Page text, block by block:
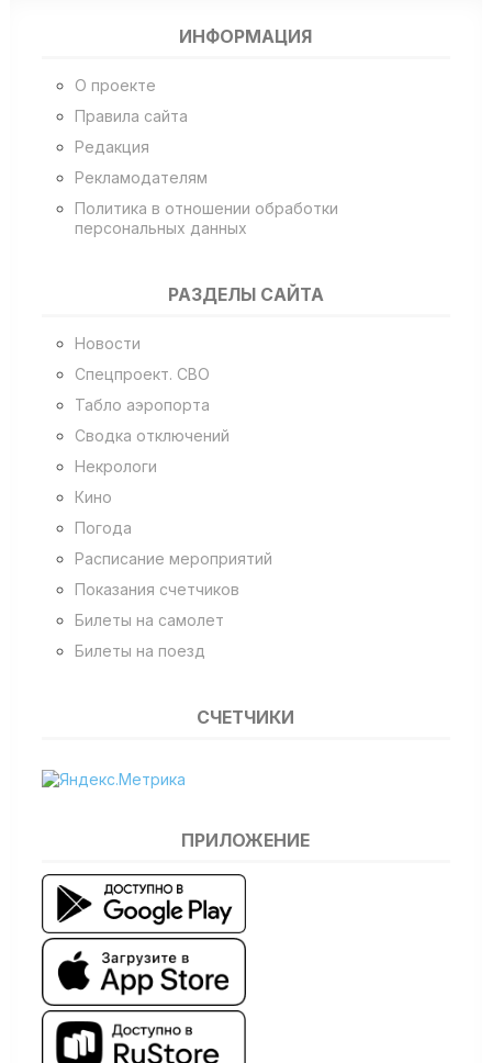
ИНФОРМАЦИЯ
О проекте
Правила сайта
Редакция
Рекламодателям
Политика в отношении обработки
персональных данных
РАЗДЕЛЫ САЙТА
Новости
Спецпроект. СВО
Табло аэропорта
Сводка отключений
Некрологи
Кино
Погода
Расписание мероприятий
Показания счетчиков
Билеты на самолет
Билеты на поезд
СЧЕТЧИКИ
ПРИЛОЖЕНИЕ